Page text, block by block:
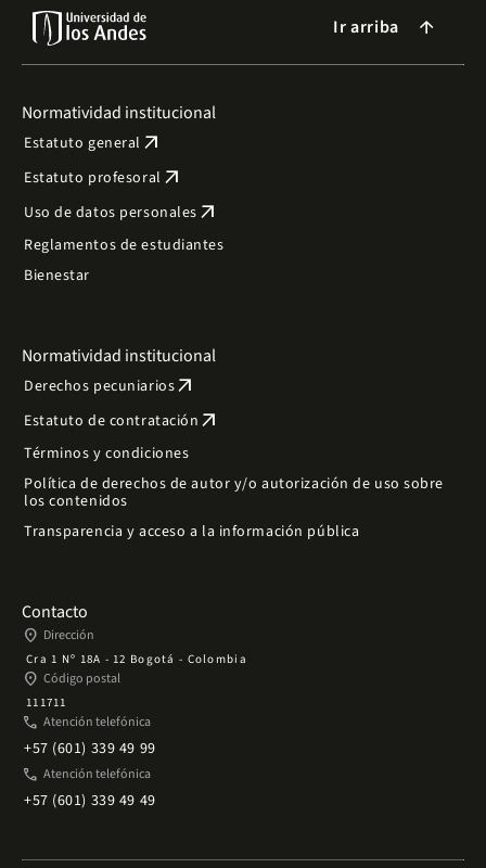
Ir arriba arrow_forward
Normatividad institucional
Estatuto general arrow_outward
Estatuto profesoral arrow_outward
Uso de datos personales arrow_outward
Reglamentos de estudiantes
Bienestar
Normatividad institucional
Derechos pecuniariosarrow_outward
Estatuto de contratación arrow_outward
Términos y condiciones
Política de derechos de autor y/o autorización de uso sobre
los contenidos
Transparencia y acceso a la información pública
Contacto
place Dirección
Cra 1 Nº 18A - 12 Bogotá - Colombia
place Código postal
111711
phone Atención telefónica
+57 (601) 339 49 99
phone Atención telefónica
+57 (601) 339 49 49